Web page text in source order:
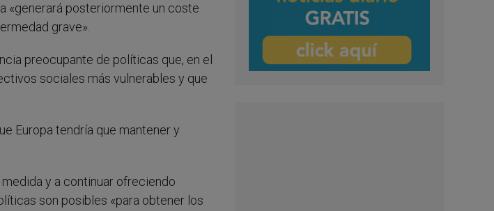
«generará posteriormente un coste
grave».
preocupante de políticas que, en el
sociales más vulnerables y que
Europa tendría que mantener y
y a continuar ofreciendo
son posibles «para obtener los